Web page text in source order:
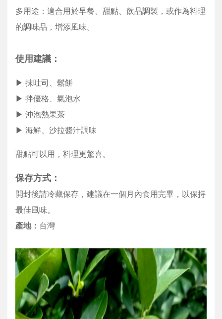
多用途：適合用於早餐、甜點、飲品調製，或作為料理
的調味品，增添風味。
使用建議：
▶ 抹吐司、鬆餅
▶ 拌優格、氣泡水
▶ 沖泡熱果茶
▶ 海鮮、沙拉醬汁調味
甜點可以用，料理更驚喜。
保存方式：
開封後請冷藏保存，建議在一個月內食用完畢，以保持
最佳風味。
產地： 台灣